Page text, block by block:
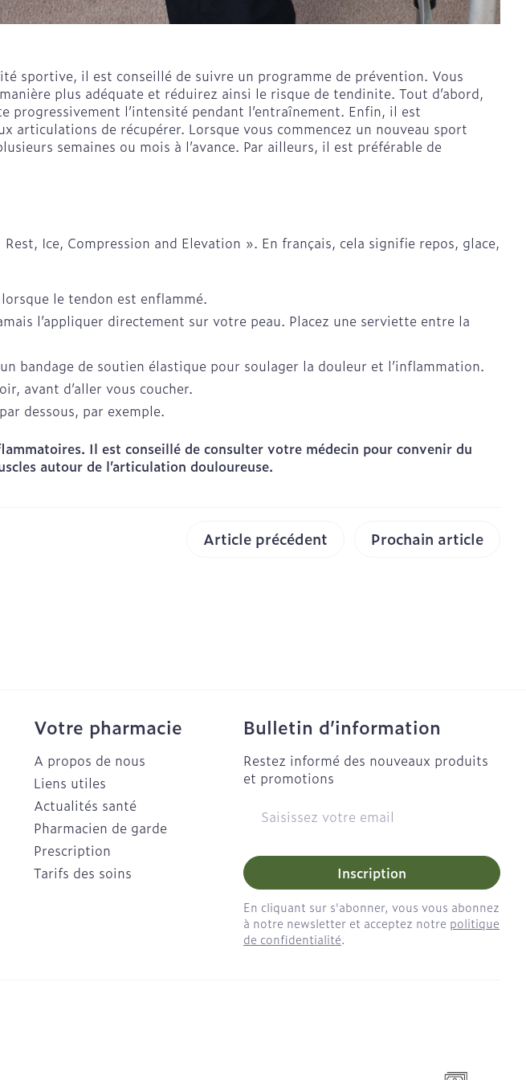
ongles
ongles
Protection solaire
Lèvres
Crèmes solaires
Maquillage
maquillage
Eye-liners
Mascaras
Ombres à paupières
crème
Soins du visage
Peau sensible - peau
irritée
Peau mixte
Contours des yeux
Afficher plus
Répulsifs anti-insectes
Lit
Afficher plus
Aiguilles
Afficher plus
Instruments Piluliers et accessoires
Gynécologie Voies urinaires
Insomnie, anxiété et
stress
Arrêter de fumer
sportive, il est conseillé de suivre un programme de prévention. Vous
plus adéquate et réduirez ainsi le risque de tendinite. Tout d’abord,
l’intensité pendant l’entraînement. Enfin, il est
articulations de récupérer. Lorsque vous commencez un nouveau sport
semaines ou mois à l’avance. Par ailleurs, il est préférable de
Ice, Compression and Elevation ». En français, cela signifie repos, glace,
le tendon est enflammé.
l’appliquer directement sur votre peau. Placez une serviette entre la
bandage de soutien élastique pour soulager la douleur et l’inflammation.
avant d’aller vous coucher.
dessous, par exemple.
Il est conseillé de consulter votre médecin pour convenir du
autour de l’articulation douloureuse.
Article précédent Prochain article
Votre pharmacie
A propos de nous
Liens utiles
Actualités santé
Pharmacien de garde
Prescription
Tarifs des soins
Bulletin d’information
Restez informé des nouveaux produits
et promotions
Adresse mail
Inscription
En cliquant sur s'abonner, vous vous abonnez
à notre newsletter et acceptez notre politique
de confidentialité.